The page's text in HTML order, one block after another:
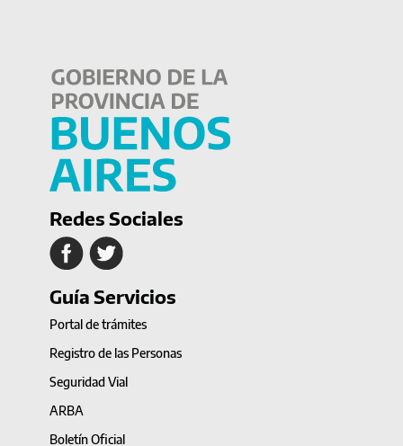
Redes Sociales
Guía Servicios
Portal de trámites
Registro de las Personas
Seguridad Vial
ARBA
Boletín Oficial